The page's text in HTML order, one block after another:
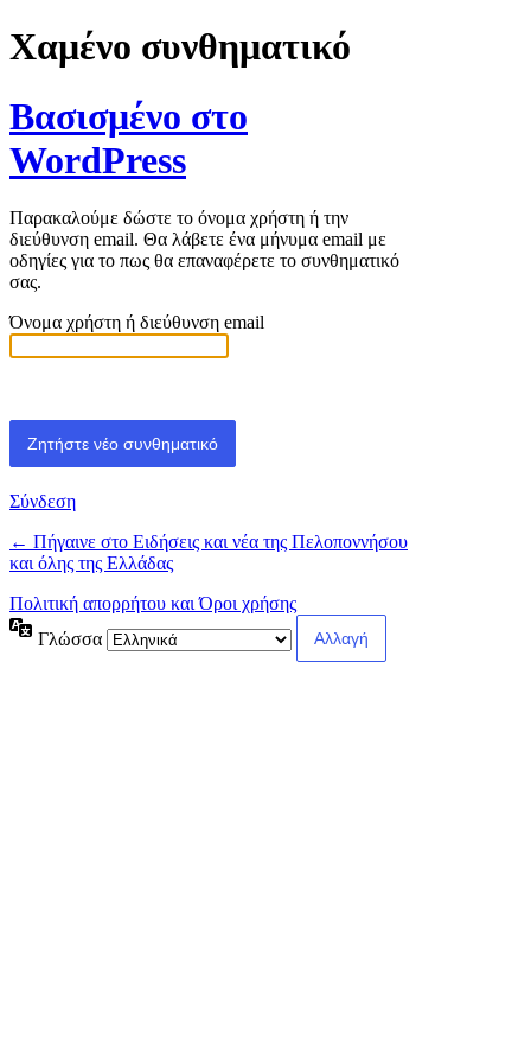
Χαμένο συνθηματικό
Βασισμένο στο
WordPress
Παρακαλούμε δώστε το όνομα χρήστη ή την
διεύθυνση email. Θα λάβετε ένα μήνυμα email με
οδηγίες για το πως θα επαναφέρετε το συνθηματικό
σας.
Όνομα χρήστη ή διεύθυνση email
Σύνδεση
← Πήγαινε στο Ειδήσεις και νέα της Πελοποννήσου
και όλης της Ελλάδας
Πολιτική απορρήτου και Όροι χρήσης
Γλώσσα